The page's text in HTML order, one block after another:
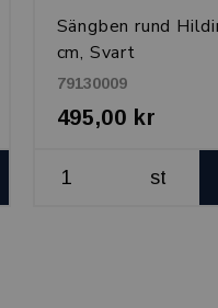
Sängben rund
cm, Svart
79130009
495,00 kr
st